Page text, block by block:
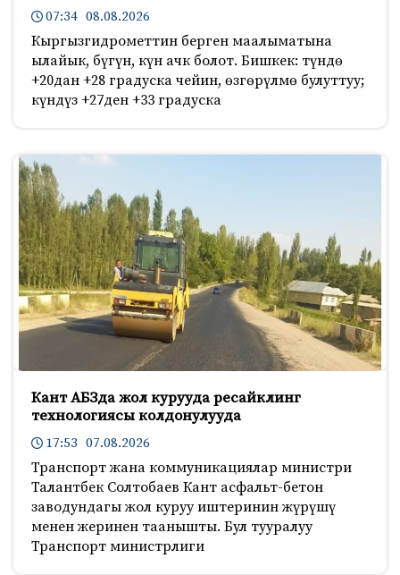
07:34 08.08.2026
Кыргызгидрометтин берген маалыматына
ылайык, бүгүн, күн ачк болот. Бишкек: түндө
+20дан +28 градуска чейин, өзгөрүлмө булуттуу;
күндүз +27ден +33 градуска
Кант АБЗда жол курууда ресайклинг
технологиясы колдонулууда
17:53 07.08.2026
Транспорт жана коммуникациялар министри
Талантбек Солтобаев Кант асфальт-бетон
заводундагы жол куруу иштеринин жүрүшү
менен жеринен таанышты. Бул тууралуу
Транспорт министрлиги